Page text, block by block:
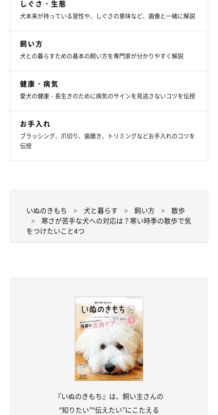
しぐさ・生態
犬本来が持っている習性や、しぐさの意味など、画像と一緒に解説
飼い方
犬との暮らすための基本の飼い方を専門家が分かりやすく解説
健康・病気
愛犬の健康・長生きのために病気のサインを見逃さないコツを伝授
お手入れ
ブラッシング、爪切り、歯磨き、トリミングなどお手入れのコツを
伝授
いぬのきもち 犬と暮らす 飼い方
散歩
寒さが苦手な犬への対応は？寒い時季の散歩で気
をつけたいこと4つ
『いぬのきもち』は、飼い主さんの
“知りたい”“伝えたい”にこたえる